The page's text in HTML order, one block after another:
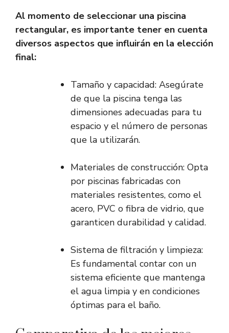
Al momento de seleccionar una piscina
rectangular, es importante tener en cuenta
diversos aspectos que influirán en la elección
final:
Tamaño y capacidad: Asegúrate
de que la piscina tenga las
dimensiones adecuadas para tu
espacio y el número de personas
que la utilizarán.
Materiales de construcción: Opta
por piscinas fabricadas con
materiales resistentes, como el
acero, PVC o fibra de vidrio, que
garanticen durabilidad y calidad.
Sistema de filtración y limpieza:
Es fundamental contar con un
sistema eficiente que mantenga
el agua limpia y en condiciones
óptimas para el baño.